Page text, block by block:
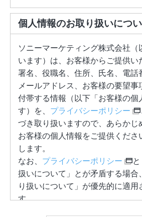
個人情報のお取り扱いにつ
ソニーマーケティング株式会社（
います）は、お客様からご提供い
署名、役職名、住所、氏名、電話
メールアドレス、お客様の要望事
付帯する情報（以下「お客様の個
す）を、 プライバシーポリシー
づき取り扱いますので、あらかじ
お客様の個人情報をご提供くださ
します。
なお、 プライバシーポリシー
扱いについて」とが矛盾する場合
り扱いについて」が優先的に適用
す。